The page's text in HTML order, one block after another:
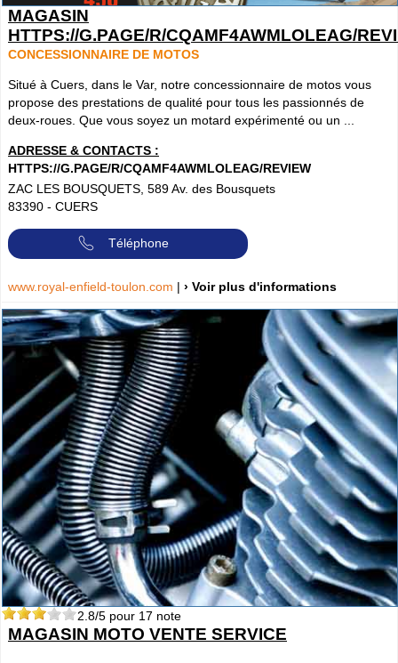
MAGASIN
HTTPS://G.PAGE/R/CQAMF4AWMLOLEAG/
CONCESSIONNAIRE DE MOTOS
Situé à Cuers, dans le Var, notre concessionnaire de motos vous
propose des prestations de qualité pour tous les passionnés de
deux-roues. Que vous soyez un motard expérimenté ou un ...
ADRESSE & CONTACTS :
HTTPS://G.PAGE/R/CQAMF4AWMLOLEAG/REVIEW
ZAC LES BOUSQUETS, 589 Av. des Bousquets
83390 - CUERS
Téléphone
www.royal-enfield-toulon.com | › Voir plus d'informations
2.8/5 pour 17 note
MAGASIN MOTO VENTE SERVICE